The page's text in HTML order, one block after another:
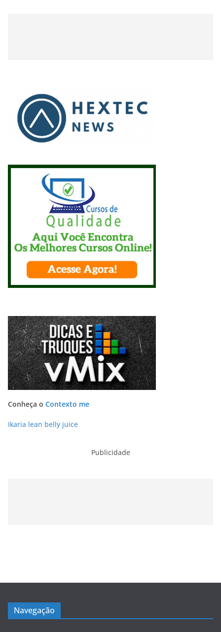
Conheça o Contexto me
Ikaria lean belly juice
Publicidade
Navegação